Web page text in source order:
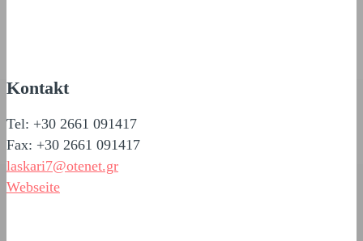
Kontakt
Tel: +30 2661 091417
Fax: +30 2661 091417
laskari7@otenet.gr
Webseite